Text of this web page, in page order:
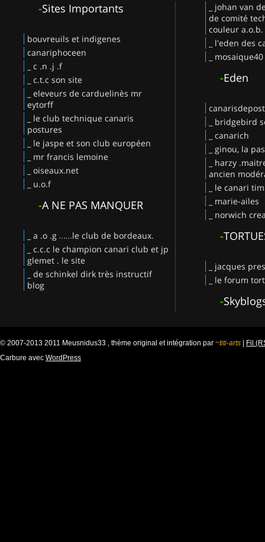
-Sites Importants
bouvreuils et indigenes
canariphoceen
_ c .n .j .f
_ c.t.c son site
_ eleveurs de carduelinès mr
eytorff
_ le club technique canaris
postures
_ le jaspe et son club européen
_ mr francis lemoine
_ oiseaux.net
_ u.o.f
-A NE PAS MANQUER
_ a .o .g ……le club de bordeaux.
_ c.c.c le champion canari club et jp
glemet . le site
_ de schinkel dirk très instructif
blog
_ johan van
de comité
couleur a.o.b.
_ l'eden des
_ mosaique40
-Eden
_ bridgebird
_ canarich
_ ginou, la
_ harzy
ancien
_ le canari
_ marie-ailes
_ norwich
-
_ jacques
_ le forum
-
© 2007-2013 2011 Meusnidus33 , thème original et intégration par ~titi-arts | Fil
Carbure avec WordPress